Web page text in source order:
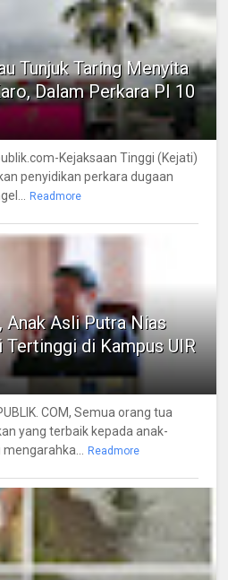
Tunjuk Taring Menyita
Dalam Perkara PI 10
Kejaksaan Tinggi (Kejati)
penyidikan perkara dugaan
Readmore
Anak Asli Putra Nias
di Kampus UIR
COM, Semua orang tua
yang terbaik kepada anak-
Readmore